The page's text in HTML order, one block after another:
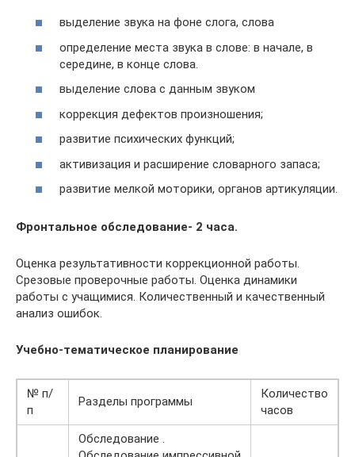
выделение звука на фоне слога, слова
определение места звука в слове: в начале, в
середине, в конце слова.
выделение слова с данным звуком
коррекция дефектов произношения;
развитие психических функций;
активизация и расширение словарного запаса;
развитие мелкой моторики, органов артикуляции.
Фронтальное обследование- 2 часа.
Оценка результативности коррекционной работы.
Срезовые проверочные работы. Оценка динамики
работы с учащимися. Количественный и качественный
анализ ошибок.
Учебно-тематическое планирование
№ п/
п
Разделы программы
Количество
часов
Обследование .